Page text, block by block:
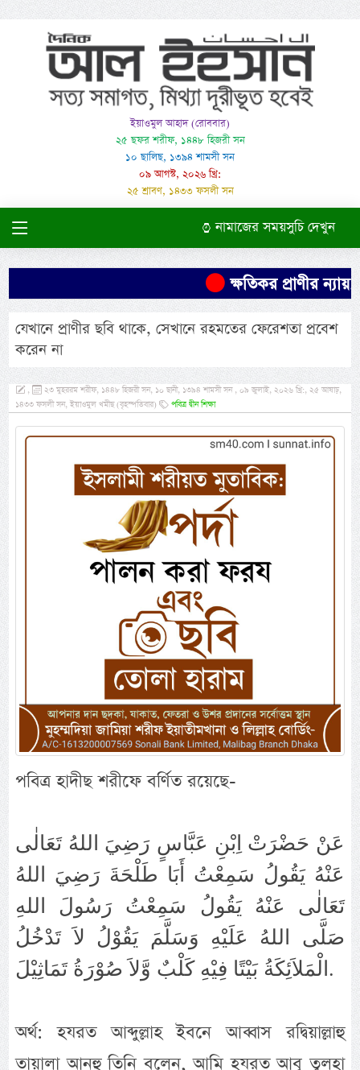
ইয়াওমুল আহাদ (রোববার)
২৫ ছফর শরীফ, ১৪৪৮ হিজরী সন
১০ ছালিছ, ১৩৯৪ শামসী সন
০৯ আগস্ট, ২০২৬ খ্রি:
২৫ শ্রাবণ, ১৪৩৩ ফসলী সন
নামাজের সময়সুচি দেখুন
ক্ষতিকর প্রাণীর
যেখানে প্রাণীর ছবি থাকে, সেখানে রহমতের ফেরেশতা প্রবেশ
করেন না
,
২৩ মুহররম শরীফ, ১৪৪৮ হিজরী সন, ১০ ছানী, ১৩৯৪ শামসী সন , ০৯ জুলাই, ২০২৬ খ্রি:, ২৫ আষাঢ়,
১৪৩৩ ফসলী সন, ইয়াওমুল খমীছ (বৃহস্পতিবার)
পবিত্র দ্বীন শিক্ষা
পবিত্র হাদীছ শরীফে বর্ণিত রয়েছে-
عَنْ حَضْرَتْ اِبْنِ عَبَّاسٍ رَضِيَ اللهُ تَعَالٰى
عَنْهُ يَقُولُ سَمِعْتُ أَبَا طَلْحَةَ رَضِيَ اللهُ
تَعَالٰى عَنْهُ يَقُولُ سَمِعْتُ رَسُولَ اللهِ
صَلَّى اللهُ عَلَيْهِ وَسَلَّمَ يَقُوْلُ لاَ تَدْخُلُ
الْمَلاَئِكَةُ بَيْتًا فِيْهِ كَلْبٌ وَّلاَ صُوْرَةُ تَمَاثِيْلَ.
অর্থ: হযরত আব্দুল্লাহ ইবনে আব্বাস রদ্বিয়াল্লাহু
তায়ালা আনহু তিনি বলেন, আমি হযরত আবূ ত্বলহা